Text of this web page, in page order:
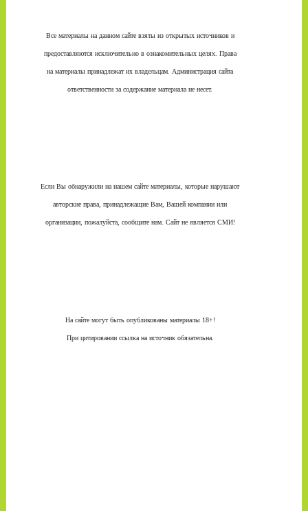
Все материалы на данном сайте взяты из открытых источников и
предоставляются исключительно в ознакомительных целях. Права
на материалы принадлежат их владельцам. Администрация сайта
ответственности за содержание материала не несет.
Если Вы обнаружили на нашем сайте материалы, которые нарушают
авторские права, принадлежащие Вам, Вашей компании или
организации, пожалуйста, сообщите нам. Сайт не является СМИ!
На сайте могут быть опубликованы материалы 18+!
При цитировании ссылка на источник обязательна.